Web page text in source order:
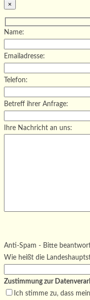
×
Name:
Emailadresse:
Telefon:
Betreff ihrer Anfrage:
Ihre Nachricht an uns:
Bitte lasse dieses Feld leer.
Anti-Spam - Bitte
Wie heißt die
Zustimmung zur
Ich stimme zu, dass